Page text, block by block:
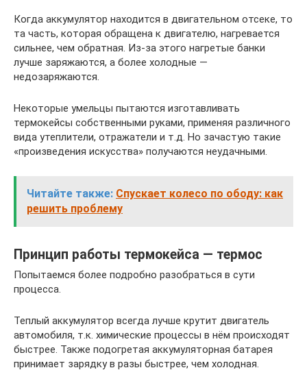
Когда аккумулятор находится в двигательном отсеке, то
та часть, которая обращена к двигателю, нагревается
сильнее, чем обратная. Из-за этого нагретые банки
лучше заряжаются, а более холодные —
недозаряжаются.
Некоторые умельцы пытаются изготавливать
термокейсы собственными руками, применяя различного
вида утеплители, отражатели и т.д. Но зачастую такие
«произведения искусства» получаются неудачными.
Читайте также: Спускает колесо по ободу: как
решить проблему
Принцип работы термокейса — термос
Попытаемся более подробно разобраться в сути
процесса.
Теплый аккумулятор всегда лучше крутит двигатель
автомобиля, т.к. химические процессы в нём происходят
быстрее. Также подогретая аккумуляторная батарея
принимает зарядку в разы быстрее, чем холодная.